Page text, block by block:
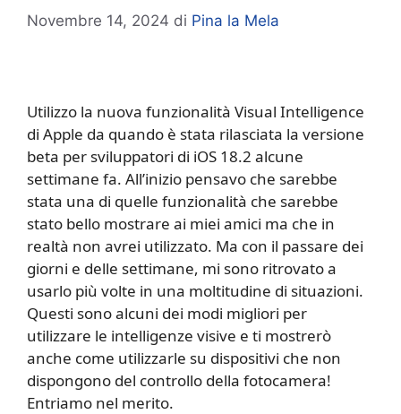
Novembre 14, 2024 di Pina la Mela
Utilizzo la nuova funzionalità Visual Intelligence
di Apple da quando è stata rilasciata la versione
beta per sviluppatori di iOS 18.2 alcune
settimane fa. All’inizio pensavo che sarebbe
stata una di quelle funzionalità che sarebbe
stato bello mostrare ai miei amici ma che in
realtà non avrei utilizzato. Ma con il passare dei
giorni e delle settimane, mi sono ritrovato a
usarlo più volte in una moltitudine di situazioni.
Questi sono alcuni dei modi migliori per
utilizzare le intelligenze visive e ti mostrerò
anche come utilizzarle su dispositivi che non
dispongono del controllo della fotocamera!
Entriamo nel merito.